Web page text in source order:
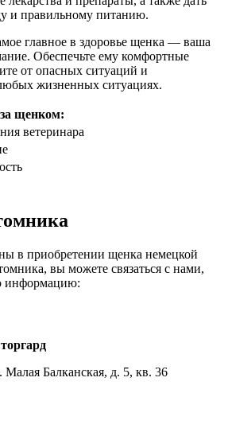
и правильному питанию.
главное в здоровье щенка — ваша
Обеспечьте ему комфортные
от опасных ситуаций и
жизненных ситуациях.
щенком:
ветеринара
в приобретении щенка немецкой
вы можете связаться с нами,
информацию:
Малая Балканская, д. 5, кв. 36